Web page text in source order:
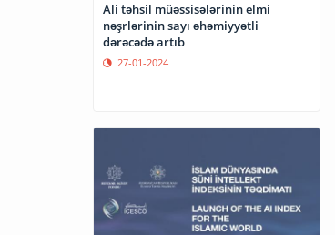
Ali təhsil müəssisələrinin elmi
nəşrlərinin sayı əhəmiyyətli
dərəcədə artıb
27-01-2024